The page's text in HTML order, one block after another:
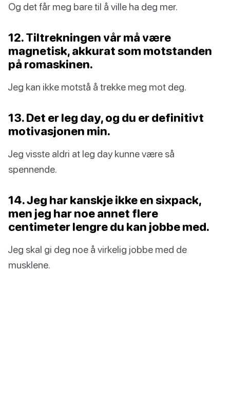
Og det får meg bare til å ville ha deg mer.
12. Tiltrekningen vår må være
magnetisk, akkurat som motstanden
på romaskinen.
Jeg kan ikke motstå å trekke meg mot deg.
13. Det er leg day, og du er definitivt
motivasjonen min.
Jeg visste aldri at leg day kunne være så
spennende.
14. Jeg har kanskje ikke en sixpack,
men jeg har noe annet flere
centimeter lengre du kan jobbe med.
Jeg skal gi deg noe å virkelig jobbe med de
musklene.